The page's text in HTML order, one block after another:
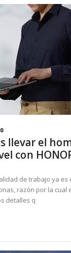
0
llevar el
con
de trabajo ya es
razón por la cual
detalles q